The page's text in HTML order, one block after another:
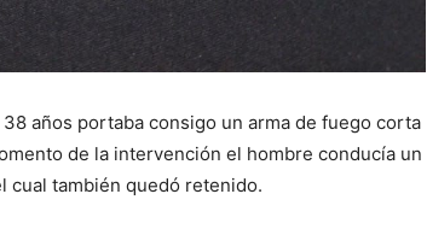
años portaba consigo un arma de fuego corta
de la intervención el hombre conducía un
cual también quedó retenido.